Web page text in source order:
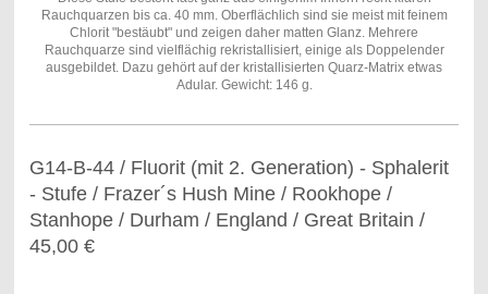
Rauchquarzen bis ca. 40 mm. Oberflächlich sind sie meist mit feinem
Chlorit "bestäubt" und zeigen daher matten Glanz. Mehrere
Rauchquarze sind vielflächig rekristallisiert, einige als Doppelender
ausgebildet. Dazu gehört auf der kristallisierten Quarz-Matrix etwas
Adular. Gewicht: 146 g.
G14-B-44 / Fluorit (mit 2. Generation) - Sphalerit
- Stufe / Frazer´s Hush Mine / Rookhope /
Stanhope / Durham / England / Great Britain /
45,00 €